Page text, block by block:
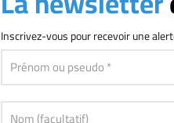
Inscrivez-vouspour recevoir une